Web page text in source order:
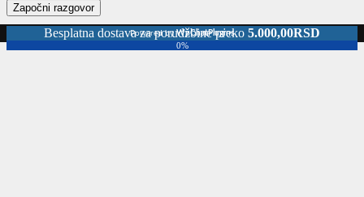
Započni razgovor
Powered byWpChatPlugins
Besplatna dostava za porudžbine preko 5.000,00RSD
0%